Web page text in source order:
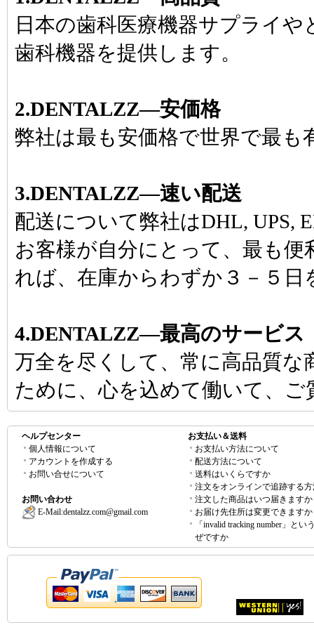
日本の歯科医療機器サプライ
歯科機器を提供します。
2.DENTALZZ―安価格
弊社は最も安価格で世界で最も
3.DENTALZZ―速い配送
配送について弊社はDHL, UPS,
お客様が自分にとって、最も
れば、在庫からわずか３－５日
4.DENTALZZ―最高のサービス
万全を尽くして、常に高品質
ために、心を込めて働いて、
ヘルプセンター
個人情報について
アカウントを作成する
お問い合せについて
お問い合わせ
E-Mail:dentalzz.com@gmail.com
お支払い＆送料
お支払い方法について
配送方法について
送料はいくらですか
注文をオンラインで追跡する
注文した商品はいつ届きますか
お届け先住所は変更できますか
「invalid tracking number」とい
ぜですか